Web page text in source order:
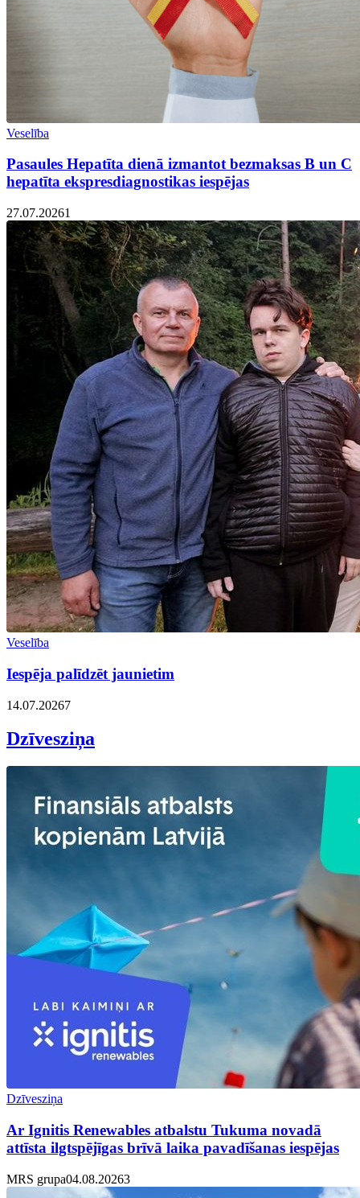
Veselība
Pasaules Hepatīta dienā izmantot bezmaksas B un C
hepatīta ekspresdiagnostikas iespējas
27.07.20261
Veselība
Iespēja palīdzēt jaunietim
14.07.20267
Dzīvesziņa
Dzīvesziņa
Ar Ignitis Renewables atbalstu Tukuma novadā
attīsta ilgtspējīgas brīvā laika pavadīšanas iespējas
MRS grupa04.08.20263